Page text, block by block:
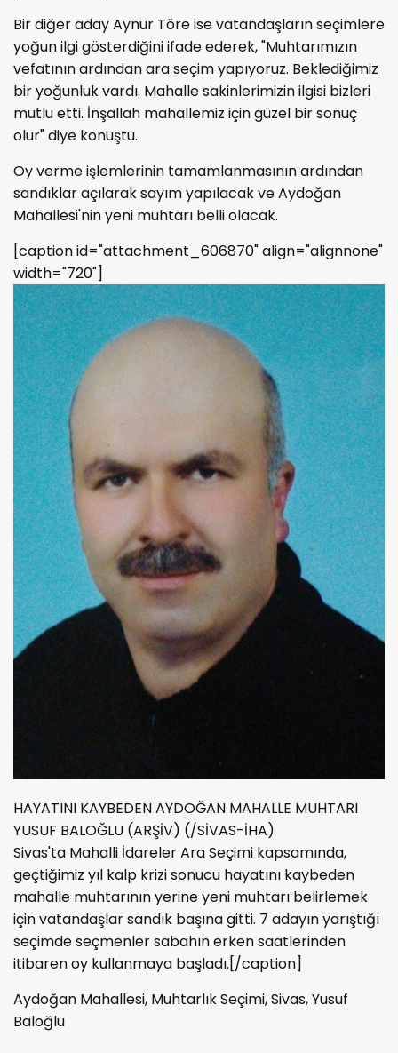
Bir diğer aday Aynur Töre ise vatandaşların seçimlere
yoğun ilgi gösterdiğini ifade ederek, "Muhtarımızın
vefatının ardından ara seçim yapıyoruz. Beklediğimiz
bir yoğunluk vardı. Mahalle sakinlerimizin ilgisi bizleri
mutlu etti. İnşallah mahallemiz için güzel bir sonuç
olur" diye konuştu.
Oy verme işlemlerinin tamamlanmasının ardından
sandıklar açılarak sayım yapılacak ve Aydoğan
Mahallesi'nin yeni muhtarı belli olacak.
[caption id="attachment_606870" align="alignnone"
width="720"]
HAYATINI KAYBEDEN AYDOĞAN MAHALLE MUHTARI
YUSUF BALOĞLU (ARŞİV) (/SİVAS-İHA)
Sivas'ta Mahalli İdareler Ara Seçimi kapsamında,
geçtiğimiz yıl kalp krizi sonucu hayatını kaybeden
mahalle muhtarının yerine yeni muhtarı belirlemek
için vatandaşlar sandık başına gitti. 7 adayın yarıştığı
seçimde seçmenler sabahın erken saatlerinden
itibaren oy kullanmaya başladı.[/caption]
Aydoğan Mahallesi, Muhtarlık Seçimi, Sivas, Yusuf
Baloğlu